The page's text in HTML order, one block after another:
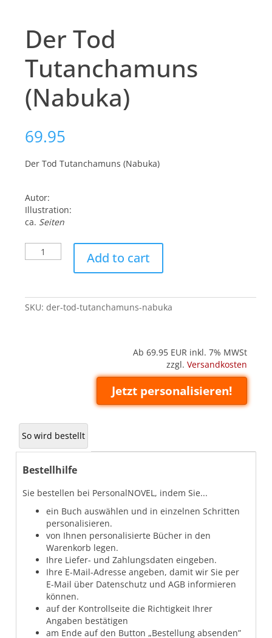
Der Tod
Tutanchamuns
(Nabuka)
69.95
Der Tod Tutanchamuns (Nabuka)
Autor:
Illustration:
ca. Seiten
Tod
Tutanchamuns
quantity
Add to cart
SKU:der-tod-tutanchamuns-nabuka
Ab 69.95 EUR inkl. 7% MWSt
zzgl. Versandkosten
Jetzt personalisieren!
So wird bestellt
Bestellhilfe
Sie bestellen bei PersonalNOVEL, indem Sie...
ein Buch auswählen und in einzelnen Schritten
personalisieren.
von Ihnen personalisierte Bücher in den
Warenkorb legen.
Ihre Liefer- und Zahlungsdaten eingeben.
Ihre E-Mail-Adresse angeben, damit wir Sie per
E-Mail über Datenschutz und AGB informieren
können.
auf der Kontrollseite die Richtigkeit Ihrer
Angaben bestätigen
am Ende auf den Button „Bestellung absenden”